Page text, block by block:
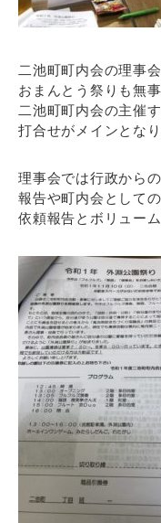
二池町町内会の理事
おまんとう祭りも無
二池町町内会の主催
打合せがメインとなり
理事会では行政から
報告や町内会として
依頼報告とボリュー